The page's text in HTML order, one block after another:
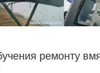
ремонту